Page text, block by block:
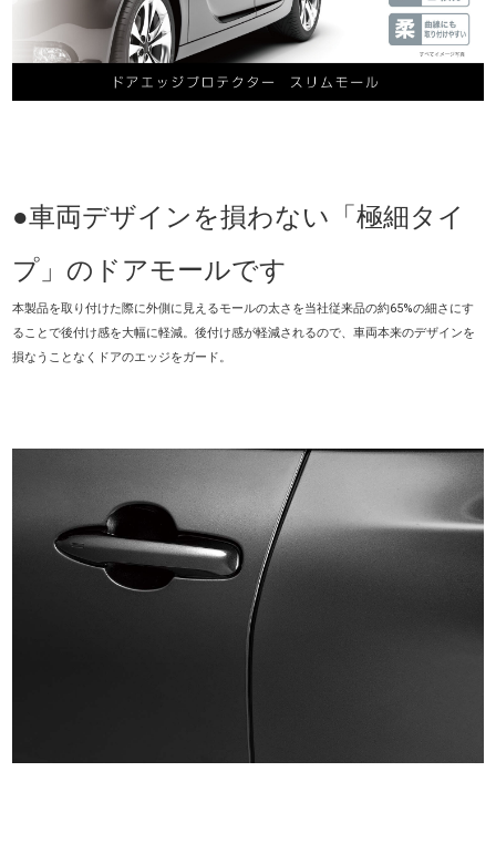
●車両デザインを損わない「極細タイ
プ」のドアモールです
本製品を取り付けた際に外側に見えるモールの太さを当社従来品の約65%の細さにす
ることで後付け感を大幅に軽減。後付け感が軽減されるので、車両本来のデザインを
損なうことなくドアのエッジをガード。